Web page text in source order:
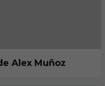
Alex Muñoz